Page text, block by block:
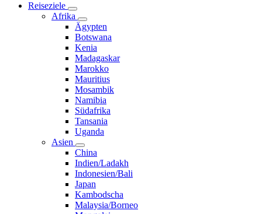
Reiseziele
Afrika
Ägypten
Botswana
Kenia
Madagaskar
Marokko
Mauritius
Mosambik
Namibia
Südafrika
Tansania
Uganda
Asien
China
Indien/Ladakh
Indonesien/Bali
Japan
Kambodscha
Malaysia/Borneo